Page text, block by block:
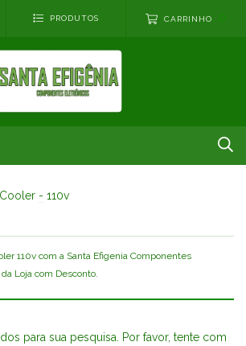
PRODUTOS CARRINHO
- 110v
110v com a Santa Efigenia Componentes
Loja com Desconto.
para sua pesquisa. Por favor, tente com